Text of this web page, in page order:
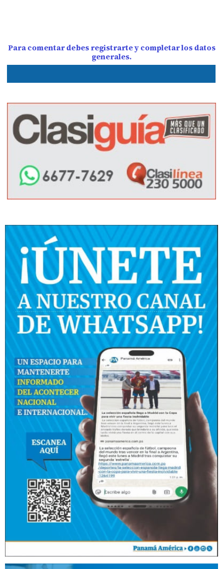
Para comentar debes registrarte y completar los datos
generales.